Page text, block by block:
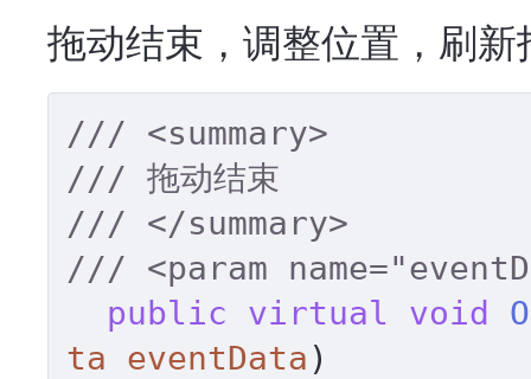
拖动结束，调整位置，刷新
///
<summary>
/// 拖动结束
///
</summary>
///
<param
public
virtual void
ta eventData )